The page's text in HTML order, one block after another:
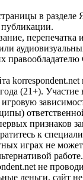
в разделе
публикации.
перепечатка
правообладателю
korrespondent.net
(21+). Участие
признаков
к
играх не
не
деньги, сайт